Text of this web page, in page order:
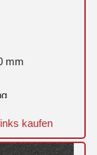
mm
kaufen